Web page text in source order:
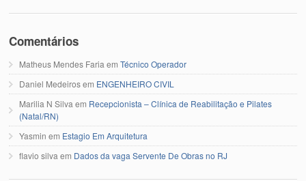
Comentários
Matheus Mendes Faria emTécnico Operador
Daniel Medeirosem ENGENHEIRO CIVIL
Marilia N Silva em Recepcionista – Clínica de Reabilitação e Pilates
(Natal/RN)
Yasmin em Estagio Em Arquitetura
flavio silva em Dados da vaga Servente De Obras no RJ